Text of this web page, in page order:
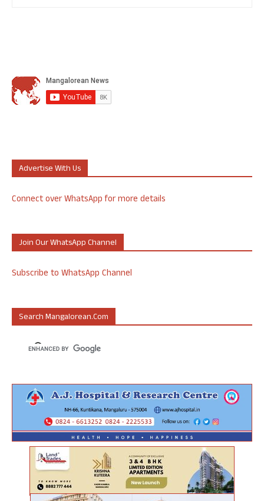
Advertise With Us
Connect over WhatsApp for more details
Join Our WhatsApp Channel
Subscribe to WhatsApp Channel
Search Mangalorean.com